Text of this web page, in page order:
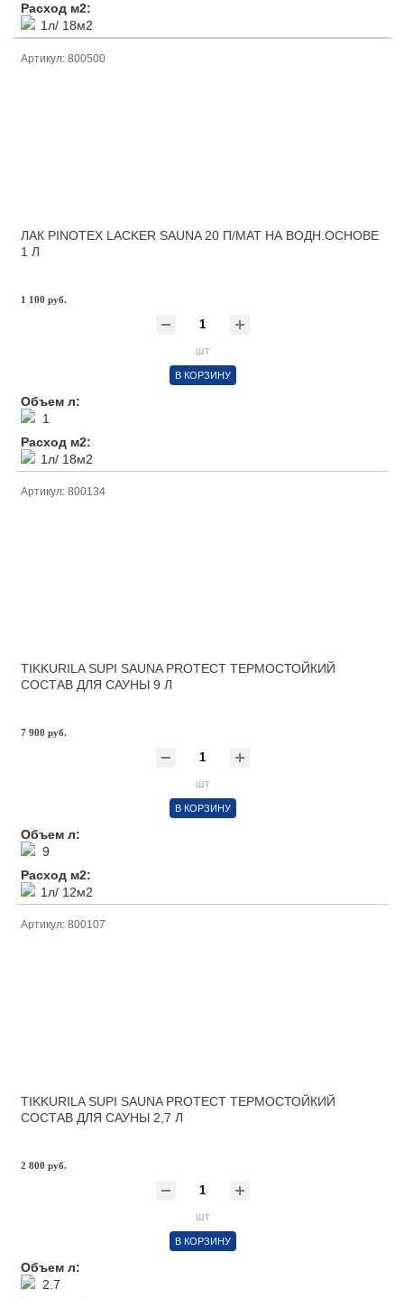
Расход м2:
1л/ 18м2
Артикул: 800500
ЛАК PINOTEX LACKER SAUNA 20 П/МАТ НА ВОДН.ОСНОВЕ
1 Л
1 100 руб.
шт
В КОРЗИНУ
Объем л:
1
Расход м2:
1л/ 18м2
Артикул: 800134
TIKKURILA SUPI SAUNA PROTECT ТЕРМОСТОЙКИЙ
СОСТАВ ДЛЯ САУНЫ 9 Л
7 900 руб.
шт
В КОРЗИНУ
Объем л:
9
Расход м2:
1л/ 12м2
Артикул: 800107
TIKKURILA SUPI SAUNA PROTECT ТЕРМОСТОЙКИЙ
СОСТАВ ДЛЯ САУНЫ 2,7 Л
2 800 руб.
шт
В КОРЗИНУ
Объем л:
2.7